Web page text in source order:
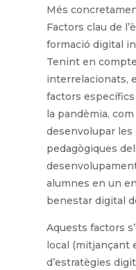
Més
Factors clau de
formació digital
Tenint en
interrelacionats,
factors
la pandèmia,
desenvolupar
pedagògiques
alumnes en un
benestar digital
Aquests factors
local (mitjançant
d’estratègies